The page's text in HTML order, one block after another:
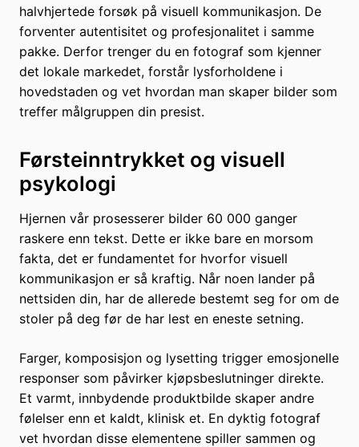
halvhjertede forsøk på visuell kommunikasjon. De
forventer autentisitet og profesjonalitet i samme
pakke. Derfor trenger du en fotograf som kjenner
det lokale markedet, forstår lysforholdene i
hovedstaden og vet hvordan man skaper bilder som
treffer målgruppen din presist.
Førsteinntrykket og visuell
psykologi
Hjernen vår prosesserer bilder 60 000 ganger
raskere enn tekst. Dette er ikke bare en morsom
fakta, det er fundamentet for hvorfor visuell
kommunikasjon er så kraftig. Når noen lander på
nettsiden din, har de allerede bestemt seg for om de
stoler på deg før de har lest en eneste setning.
Farger, komposisjon og lysetting trigger emosjonelle
responser som påvirker kjøpsbeslutninger direkte.
Et varmt, innbydende produktbilde skaper andre
følelser enn et kaldt, klinisk et. En dyktig fotograf
vet hvordan disse elementene spiller sammen og